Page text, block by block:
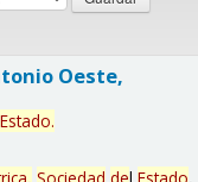
Oeste,
Estado.
Sociedad del Estado,